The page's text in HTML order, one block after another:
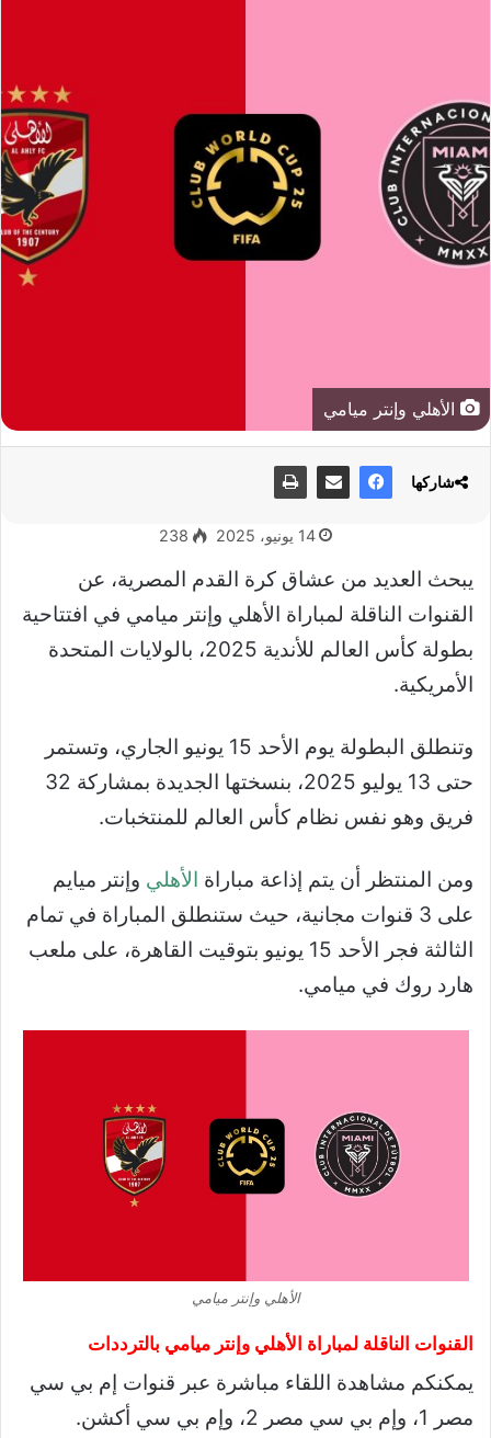
الأهلي وإنتر ميامي
14 يونيو، 2025 238
يبحث العديد من عشاق كرة القدم المصرية، عن
القنوات الناقلة لمباراة الأهلي وإنتر ميامي في افتتاحية
بطولة كأس العالم للأندية 2025، بالولايات المتحدة
الأمريكية.
وتنطلق البطولة يوم الأحد 15 يونيو الجاري، وتستمر
حتى 13 يوليو 2025، بنسختها الجديدة بمشاركة 32
فريق وهو نفس نظام كأس العالم للمنتخبات.
ومن المنتظر أن يتم إذاعة مباراة الأهلي وإنتر ميايم
على 3 قنوات مجانية، حيث ستنطلق المباراة في تمام
الثالثة فجر الأحد 15 يونيو بتوقيت القاهرة، على ملعب
هارد روك في ميامي.
الأهلي وإنتر ميامي
القنوات الناقلة لمباراة الأهلي وإنتر ميامي بالترددات
يمكنكم مشاهدة اللقاء مباشرة عبر قنوات إم بي سي
مصر 1، وإم بي سي مصر 2، وإم بي سي أكشن.
شاركها